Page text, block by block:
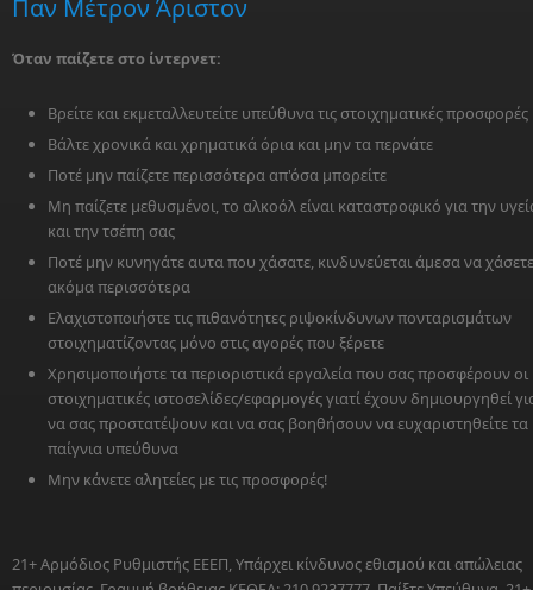
Παν Μέτρον Άριστον
Όταν παίζετε στο ίντερνετ:
Βρείτε και εκμεταλλευτείτε υπεύθυνα τις στοιχηματικές προσφορές
Βάλτε χρονικά και χρηματικά όρια και μην τα περνάτε
Ποτέ μην παίζετε περισσότερα απ'όσα μπορείτε
Μη παίζετε μεθυσμένοι, το αλκοόλ είναι καταστροφικό για την
και την τσέπη σας
Ποτέ μην κυνηγάτε αυτα που χάσατε, κινδυνεύεται άμεσα να χάσετε
ακόμα περισσότερα
Ελαχιστοποιήστε τις πιθανότητες ριψοκίνδυνων πονταρισμάτων
στοιχηματίζοντας μόνο στις αγορές που ξέρετε
Χρησιμοποιήστε τα περιοριστικά εργαλεία που σας προσφέρουν οι
στοιχηματικές ιστοσελίδες/εφαρμογές γιατί έχουν δημιουργηθεί
να σας προστατέψουν και να σας βοηθήσουν να ευχαριστηθείτε τα
παίγνια υπεύθυνα
Μην κάνετε αλητείες με τις προσφορές!
21+ Αρμόδιος Ρυθμιστής ΕΕΕΠ, Υπάρχει κίνδυνος εθισμού και απώλειας